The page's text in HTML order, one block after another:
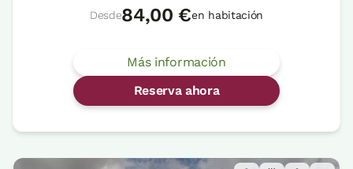
Desde84,00 €en habitación
Más información
Reserva ahora